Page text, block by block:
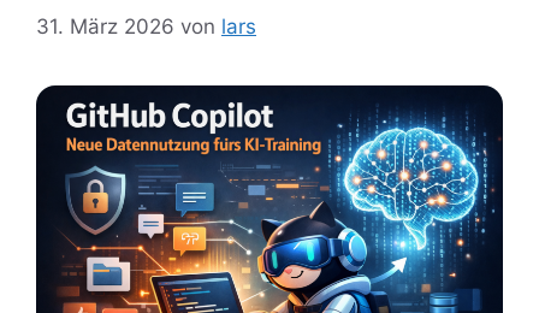
31. März 2026 von lars